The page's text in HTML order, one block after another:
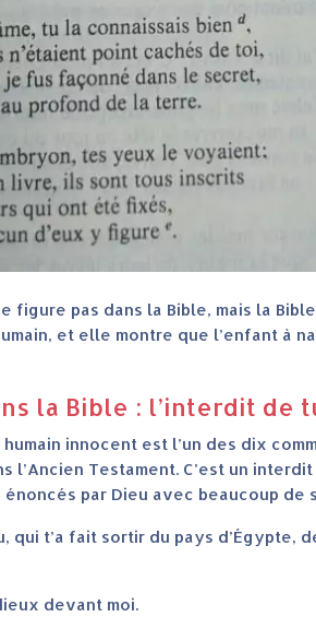
figure pas dans la Bible, mais la
et elle montre que l’enfant à
la Bible : l’interdit de
innocent est l’un des dix
l’Ancien Testament. C’est un
par Dieu avec beaucoup de
qui t’a fait sortir du pays d’Égypte,
devant moi.